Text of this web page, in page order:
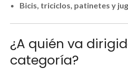
Bicis, triciclos, patinetes y
¿A quién va
categoría?